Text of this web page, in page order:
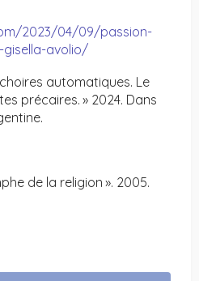
2023/04/09/passion-
avolio/
automatiques. Le
précaires. » 2024. Dans
de la religion ». 2005.